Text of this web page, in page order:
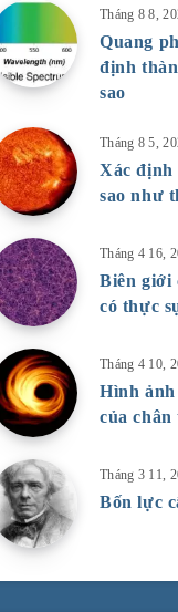
Tháng 8 8,
Quang
định
sao
Tháng 8 5,
Xác định
sao như
Tháng 4 16,
Biên giới
có thực
Tháng 4 10,
Hình
của
Tháng 3 11,
Bốn lực